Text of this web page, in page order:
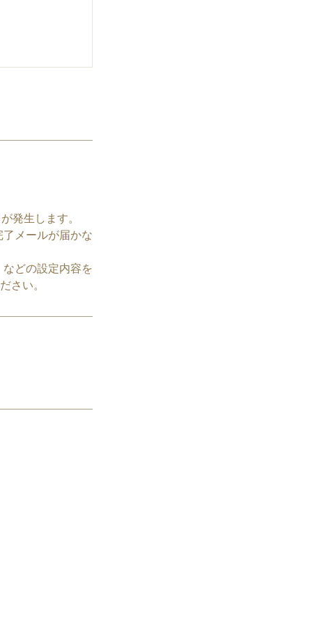
発生します。
メールが届かな
どの設定内容を
さい。